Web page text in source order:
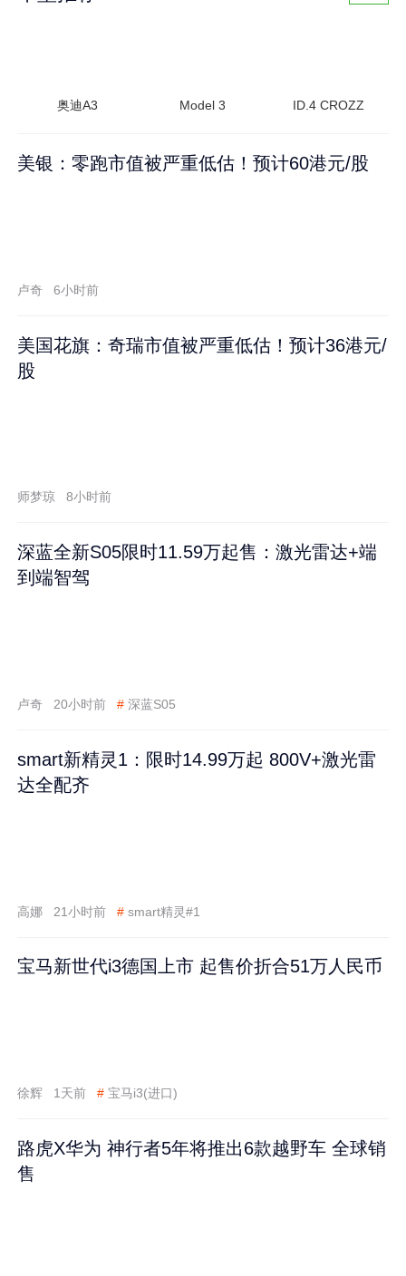
奥迪A3 Model 3 ID.4 CROZZ
美银：零跑市值被严重低估！预计60港元/股
卢奇 6小时前
美国花旗：奇瑞市值被严重低估！预计36港元/
股
师梦琼 8小时前
深蓝全新S05限时11.59万起售：激光雷达+端
到端智驾
卢奇 20小时前 # 深蓝S05
smart新精灵1：限时14.99万起 800V+激光雷
达全配齐
高娜 21小时前 # smart精灵#1
宝马新世代i3德国上市 起售价折合51万人民币
徐辉 1天前 # 宝马i3(进口)
路虎X华为 神行者5年将推出6款越野车 全球销
售